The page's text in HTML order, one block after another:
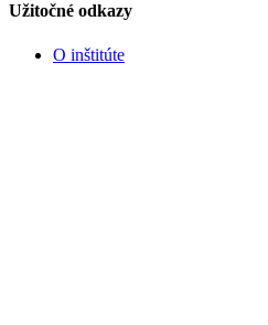
Užitočné odkazy
O inštitúte